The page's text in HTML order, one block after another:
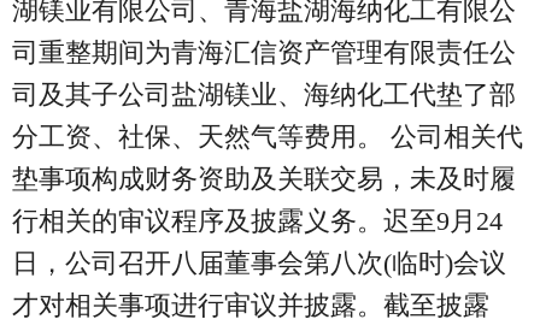
湖镁业有限公司、青海盐湖海纳化工有限公
司重整期间为青海汇信资产管理有限责任公
司及其子公司盐湖镁业、海纳化工代垫了部
分工资、社保、天然气等费用。 公司相关代
垫事项构成财务资助及关联交易，未及时履
行相关的审议程序及披露义务。迟至9月24
日，公司召开八届董事会第八次(临时)会议
才对相关事项进行审议并披露。截至披露